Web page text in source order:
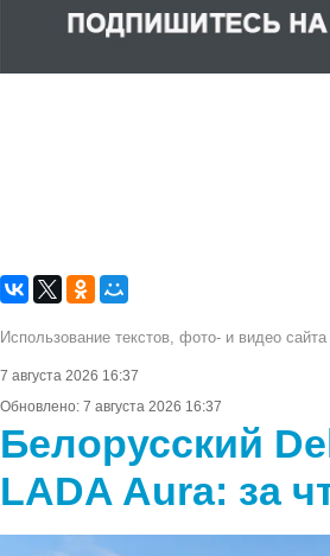
Использование текстов, фото- и видео
7 августа 2026 16:37
Обновлено: 7 августа 2026 16:37
Белорусский
LADA Aura: за